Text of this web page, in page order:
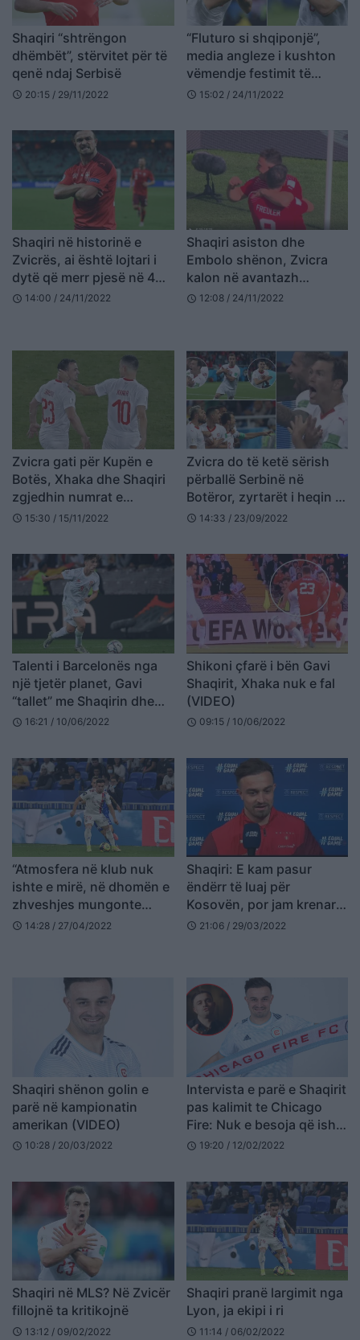
Shaqiri “shtrëngon
dhëmbët”, stërvitet për të
qenë ndaj Serbisë
schedule 20:15 / 29/11/2022
“Fluturo si shqiponjë”,
media angleze i kushton
vëmendje festimit të
shqiptarëve
schedule 15:02 / 24/11/2022
Shaqiri në historinë e
Zvicrës, ai është lojtari i
dytë që merr pjesë në 4
Botërore
schedule 14:00 / 24/11/2022
Shaqiri asiston dhe
Embolo shënon, Zvicra
kalon në avantazh
(VIDEO)
schedule 12:08 / 24/11/2022
Zvicra gati për Kupën e
Botës, Xhaka dhe Shaqiri
zgjedhin numrat e
fanellave
schedule 15:30 / 15/11/2022
Zvicra do të ketë sërish
përballë Serbinë në
Botëror, zyrtarët i heqin të
drejtën Xhakës dhe
“Shqiponjën”
schedule 14:33 / 23/09/2022
Talenti i Barcelonës nga
një tjetër planet, Gavi
“tallet” me Shaqirin dhe
Xhakën (VIDEO)
schedule 16:21 / 10/06/2022
Shikoni çfarë i bën Gavi
Shaqirit, Xhaka nuk e fal
(VIDEO)
schedule 09:15 / 10/06/2022
“Atmosfera në klub nuk
ishte e mirë, në dhomën e
zhveshjes mungonte
dëshira për fitore”
schedule 14:28 / 27/04/2022
Shaqiri: E kam pasur
ëndërr të luaj për
Kosovën, por jam krenar
edhe me Zvicrën
schedule 21:06 / 29/03/2022
Shaqiri shënon golin e
parë në kampionatin
amerikan (VIDEO)
schedule 10:28 / 20/03/2022
Intervista e parë e Shaqirit
pas kalimit te Chicago
Fire: Nuk e besoja që isha
kaq i famshëm në SHBA
schedule 19:20 / 12/02/2022
Shaqiri në MLS? Në Zvicër
fillojnë ta kritikojnë
schedule 13:12 / 09/02/2022
Shaqiri pranë largimit nga
Lyon, ja ekipi i ri
schedule 11:14 / 06/02/2022